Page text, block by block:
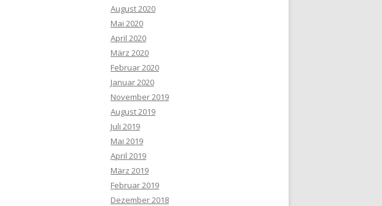
August 2020
Mai 2020
April 2020
März 2020
Februar 2020
Januar 2020
November 2019
August 2019
Juli 2019
Mai 2019
April 2019
März 2019
Februar 2019
Dezember 2018